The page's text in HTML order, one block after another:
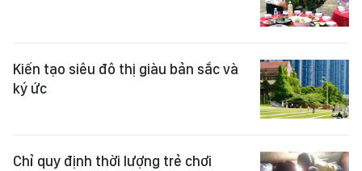
Kiến tạo siêu đô thị giàu bản sắc và
ký ức
Chỉ quy định thời lượng trẻ chơi